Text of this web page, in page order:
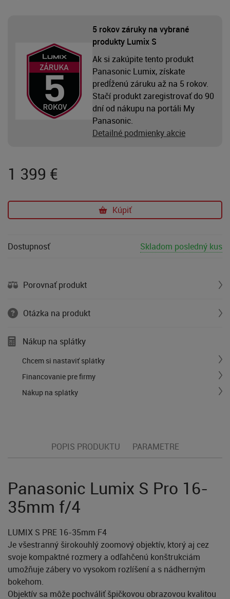
5 rokov záruky na vybrané
produkty Lumix S
Ak si zakúpite tento produkt
Panasonic Lumix, získate
predĺženú záruku až na 5 rokov.
Stačí produkt zaregistrovať do 90
dní od nákupu na portáli My
Panasonic.
Detailné podmienky akcie
1 399 €
Kúpiť
Dostupnosť Skladom posledný kus
Porovnať produkt
Otázka na produkt
Nákup na splátky
Chcem si nastaviť splátky
Financovanie pre firmy
Nákup na splátky
POPIS PRODUKTU PARAMETRE
Panasonic Lumix S Pro 16-
35mm f/4
LUMIX S PRE 16-35mm F4
Je všestranný širokouhlý zoomový objektív, ktorý aj cez
svoje kompaktné rozmery a odľahčenú konštrukciám
umožňuje zábery vo vysokom rozlíšení a s nádherným
bokehom.
Objektív sa môže pochváliť špičkovou obrazovou kvalitou